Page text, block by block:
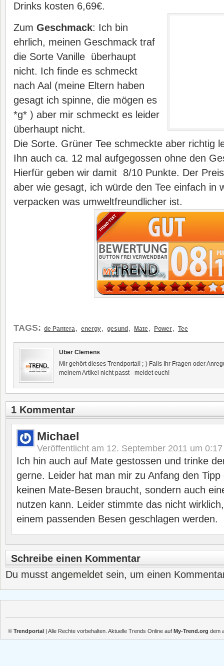
Drinks kosten 6,69€.
Zum Geschmack: Ich bin
ehrlich, meinen Geschmack traf
die Sorte Vanille überhaupt
nicht. Ich finde es schmeckt
nach Aal (meine Eltern haben
gesagt ich spinne, die mögen es
*g* ) aber mir schmeckt es leider
überhaupt nicht.
Die Sorte. Grüner Tee schmeckte aber richtig
Ihn auch ca. 12 mal aufgegossen ohne den
Hierfür geben wir damit 8/10 Punkte. Der
aber wie gesagt, ich würde den Tee einfach in
verpacken was umweltfreundlicher ist.
TAGS: de Pantera, energy, gesund , Mate, Power, Tee
Über Clemens
Mir gehört dieses Trendportal! ;-) Falls Ihr Fragen oder
meinem Artikel nicht passt - meldet euch!
1 Kommentar
Michael
Veröffentlicht am 12. September 2011 um 0:17
Ich hin auch auf Mate gestossen und trinke
gerne. Leider hat man mir zu Anfang den
keinen Mate-Besen braucht, sondern auch
nutzen kann. Leider stimmte das nicht
einem passenden Besen geschlagen werden.
Schreibe einen Kommentar
Du musst angemeldet sein, um einen
© Trendportal | Alle Rechte vorbehalten. Aktuelle Trends Online auf My-Trend.org dem